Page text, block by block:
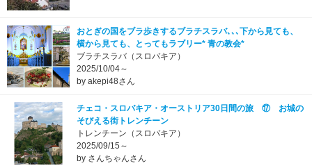
おとぎの国をブラ歩きするブラチスラバ､､､下から見ても、
横から見ても、とってもラブリー* 青の教会*
ブラチスラバ（スロバキア）
2025/10/04～
by akepi48さん
チェコ・スロバキア・オーストリア30日間の旅 ⑰ お城の
そびえる街トレンチーン
トレンチーン（スロバキア）
2025/09/15～
by さんちゃんさん